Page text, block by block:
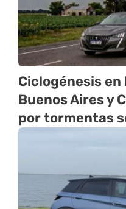
Ciclogénesis
Buenos Aires y
por tormentas